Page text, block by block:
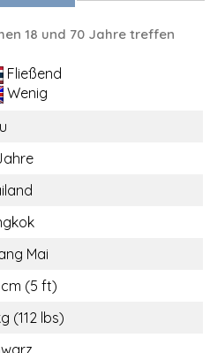
18 und 70 Jahre treffen
Fließend
Wenig
Mai
cm (5 ft)
(112 lbs)